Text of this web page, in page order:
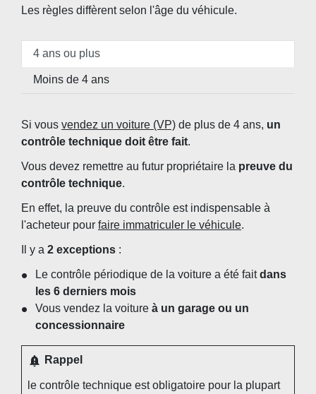
Les règles diffèrent selon l'âge du véhicule.
4 ans ou plus
Moins de 4 ans
Si vous vendez un voiture (VP) de plus de 4 ans, un
contrôle technique doit être fait.
Vous devez remettre au futur propriétaire la preuve du
contrôle technique.
En effet, la preuve du contrôle est indispensable à
l'acheteur pour faire immatriculer le véhicule.
Il y a 2 exceptions :
Le contrôle périodique de la voiture a été faitdans
les 6 derniers mois
Vous vendez la voiture à un garage ou un
concessionnaire
notification_important Rappel
le contrôle technique est obligatoire pour la plupart